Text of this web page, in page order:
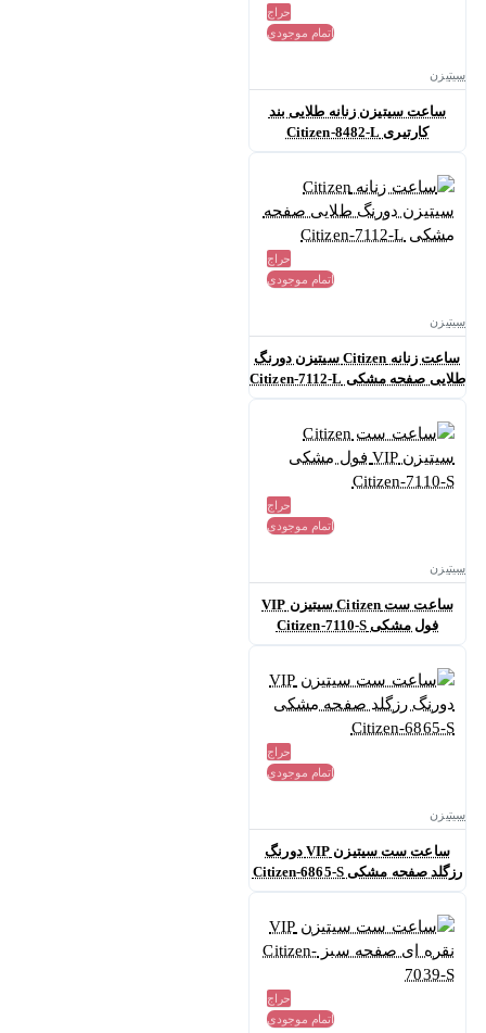
حراج
اتمام موجودی
سیتیزن
ساعت سیتیزن زنانه طلایی بند
کارتیری Citizen-8482-L
حراج
اتمام موجودی
سیتیزن
ساعت زنانه Citizen سیتیزن دورنگ
طلایی صفحه مشکی Citizen-7112-L
حراج
اتمام موجودی
سیتیزن
ساعت ست Citizen سیتیزن VIP
فول مشکی Citizen-7110-S
حراج
اتمام موجودی
سیتیزن
ساعت ست سیتیزن VIP دورنگ
رزگلد صفحه مشکی Citizen-6865-S
حراج
اتمام موجودی